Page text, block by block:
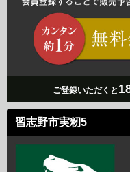
ご登録いただくと
習志野市実籾5